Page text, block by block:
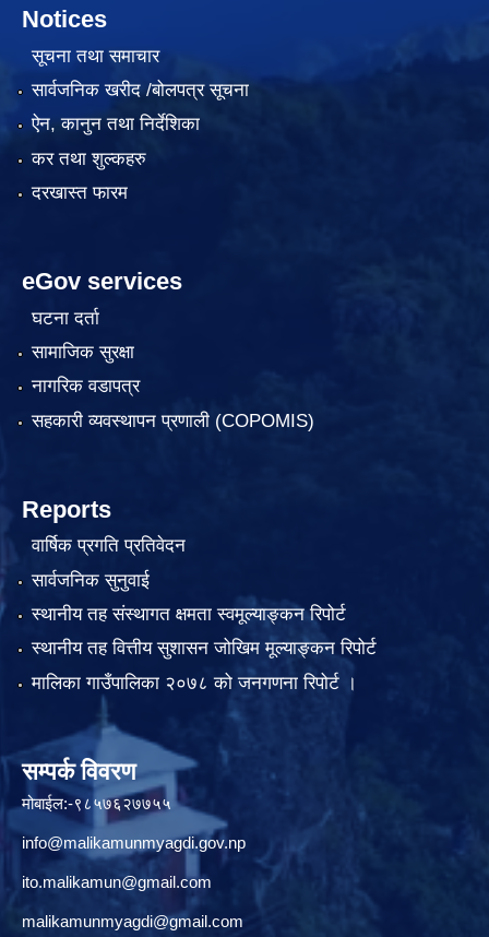
Notices
सूचना तथा समाचार
सार्वजनिक खरीद /बोलपत्र सूचना
ऐन, कानुन तथा निर्देशिका
कर तथा शुल्कहरु
दरखास्त फारम
eGov services
घटना दर्ता
सामाजिक सुरक्षा
नागरिक वडापत्र
सहकारी व्यवस्थापन प्रणाली (COPOMIS)
Reports
वार्षिक प्रगति प्रतिवेदन
सार्वजनिक सुनुवाई
स्थानीय तह संस्थागत क्षमता स्वमूल्याङ्कन रिपोर्ट
स्थानीय तह वित्तीय सुशासन जोखिम मूल्याङ्कन रिपोर्ट
मालिका गाउँपालिका २०७८ को जनगणना रिपोर्ट ।
सम्पर्क विवरण
मोबाईल:-९८५७६२७७५५
info@malikamunmyagdi.gov.np
ito.malikamun@gmail.com
malikamunmyagdi@gmail.com